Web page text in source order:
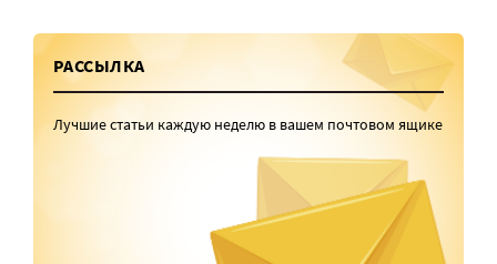
РАССЫЛКА
Лучшие статьи каждую неделю в вашем почтовом ящике